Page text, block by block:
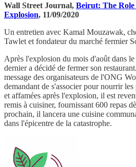
Wall Street Journal, Beirut: The
Explosion, 11/09/2020
Un entretien avec Kamal Mouzawak,
Tawlet et fondateur du marché fermier
Après l'explosion du mois d'août dans
dernier a décidé de fermer son
message des organisateurs de l'ONG
demandant de s'associer pour nourrir les
et affamées après l'explosion, il est
remis à cuisiner, fournissant 600 repas
prochain, il lancera une cuisine
dans l'épicentre de la catastrophe.